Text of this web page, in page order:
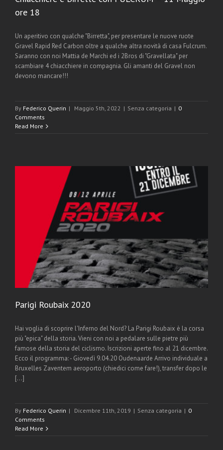
ore 18
Un aperitivo con qualche "Birretta", per presentare le nuove ruote
Gravel Rapid Red Carbon oltre a qualche altra novità di casa Fulcrum.
Saranno con noi Mattia de Marchi ed i 2Bros di "Gravellata" per
scambiare 4 chiacchiere in compagnia. Gli amanti del Gravel non
devono mancare!!!
By Federico Querin | Maggio 5th, 2022 | Senza categoria | 0
Comments
Read More
Parigi Roubaix 2020
Hai voglia di scoprire l'Inferno del Nord? La Parigi Roubaix è la corsa
più "epica" della storia. Vieni con noi a pedalare sulle pietre più
famose della storia del ciclismo. Iscrizioni aperte fino al 21 dicembre.
Ecco il programma: - Giovedì 9.04.20 Oudenaarde Arrivo individuale a
Bruxelles Zaventem aeroporto (chiedici come fare!), transfer dopo le
[...]
By Federico Querin | Dicembre 11th, 2019 | Senza categoria | 0
Comments
Read More